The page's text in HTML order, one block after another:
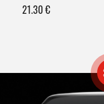
21.30€